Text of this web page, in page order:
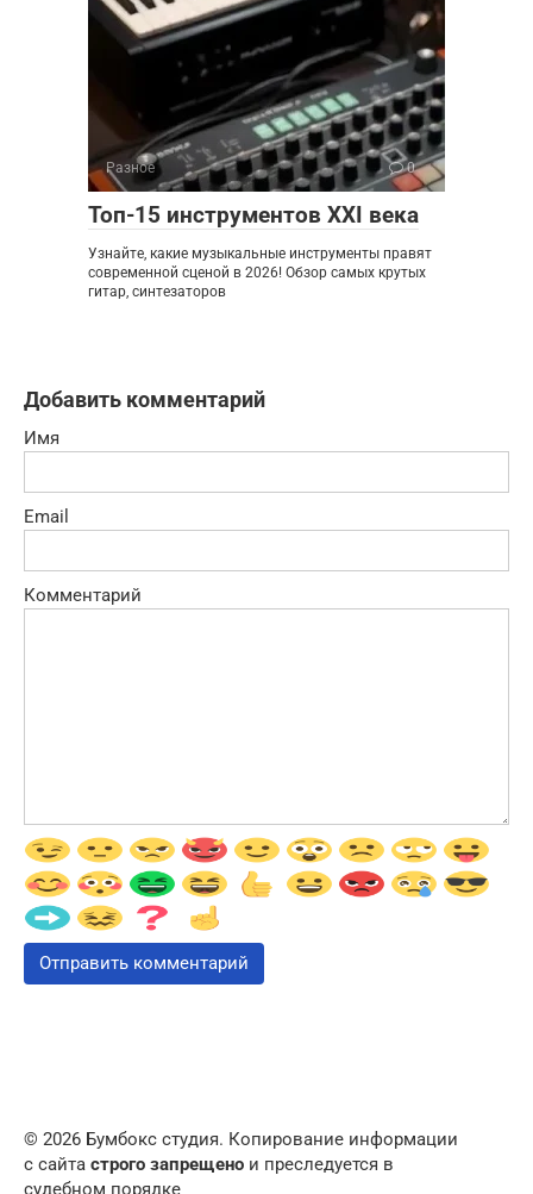
Разное 0
Топ-15 инструментов XXI века
Узнайте, какие музыкальные инструменты правят
современной сценой в 2026! Обзор самых крутых
гитар, синтезаторов
Добавить комментарий
Имя
Email
Комментарий
© 2026 Бумбокс студия. Копирование информации
с сайта строго запрещено и преследуется в
судебном порядке